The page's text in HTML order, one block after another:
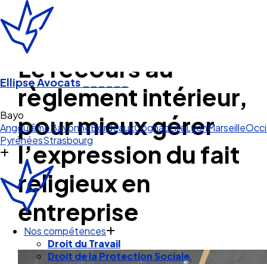
Ellipse Avocats______
Bayonne
AngoulêmeBayonneBordeauxCognacLilleLyonMarseille
PyrénéesStrasbourg
Nos compétences
Droit du Travail
Droit de la Protection Sociale
Le recours au
règlement intérieur,
pour mieux gérer
l’expression du fait
religieux en
entreprise